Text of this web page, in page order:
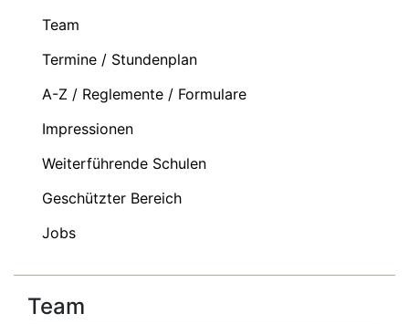
Team
Termine / Stundenplan
A-Z / Reglemente / Formulare
Impressionen
Weiterführende Schulen
Geschützter Bereich
Jobs
Team